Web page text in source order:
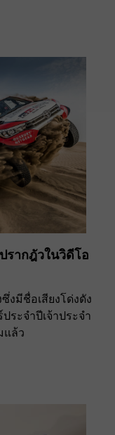
รากฎัวในวิดีโอ
งมีชื่อเสียงโด่งดัง
ระจำปีเจ้าประจำ
แล้ว